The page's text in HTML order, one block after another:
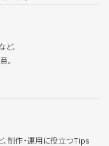
、
。
、制作・運用に役立つTips